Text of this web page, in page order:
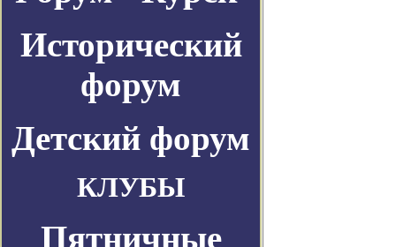
Исторический
форум
Детский форум
КЛУБЫ
Пятничные